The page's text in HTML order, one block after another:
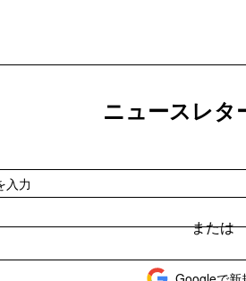
ニュースレタ